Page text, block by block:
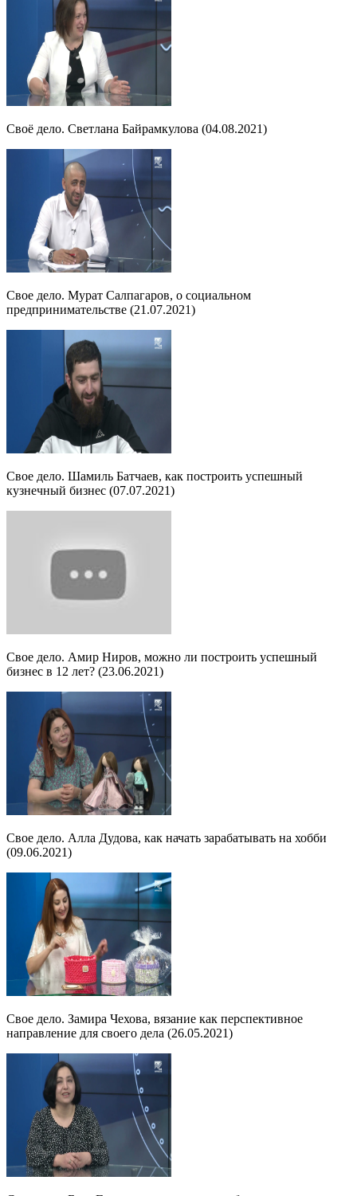
Своё дело. Светлана Байрамкулова (04.08.2021)
Свое дело. Мурат Салпагаров, о социальном
предпринимательстве (21.07.2021)
Свое дело. Шамиль Батчаев, как построить успешный
кузнечный бизнес (07.07.2021)
Свое дело. Амир Ниров, можно ли построить успешный
бизнес в 12 лет? (23.06.2021)
Свое дело. Алла Дудова, как начать зарабатывать на хобби
(09.06.2021)
Свое дело. Замира Чехова, вязание как перспективное
направление для своего дела (26.05.2021)